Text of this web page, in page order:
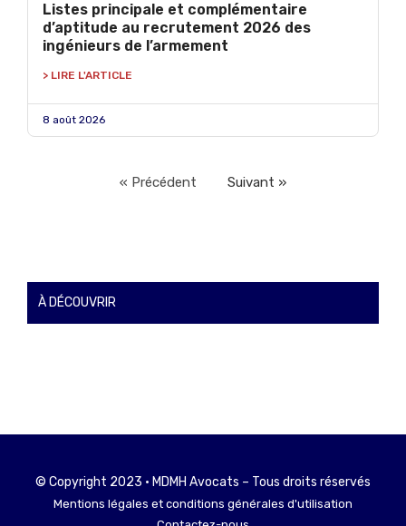
Listes principale et complémentaire
d’aptitude au recrutement 2026 des
ingénieurs de l’armement
> LIRE L'ARTICLE
8 août 2026
« Précédent Suivant »
À DÉCOUVRIR
© Copyright 2023 • MDMH Avocats – Tous droits réservés
Mentions légales et conditions générales d'utilisation